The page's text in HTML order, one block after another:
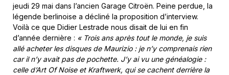
jeudi 29 mai dans l’ancien Garage Citroën. Peine perdue, la
légende berlinoise a décliné la proposition d’interview.
Voilà ce que Didier Lestrade nous disait de lui en fin
d’année dernière : « Trois ans après tout le monde, je suis
allé acheter les disques de Maurizio : je n’y comprenais rien
car il n’y avait pas de pochette. J’y ai vu une généalogie :
celle d’Art Of Noise et Kraftwerk, qui se cachent derrière la